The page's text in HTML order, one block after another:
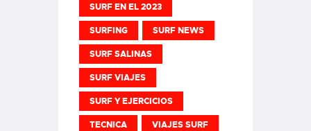
SURF EN EL 2023
SURFING SURF NEWS
SURF SALINAS
SURF VIAJES
SURF Y EJERCICIOS
TECNICA VIAJES SURF